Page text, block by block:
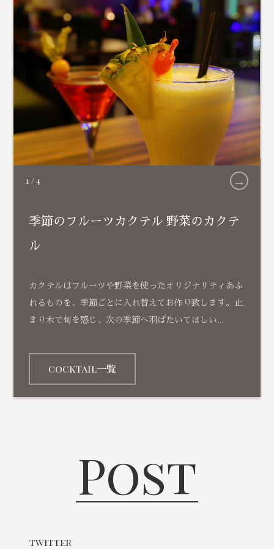
1 /4 →
季節のフルーツカクテル 野菜のカクテ
ル
カクテルはフルーツや野菜を使ったオリジナリティあふ
れるものを、季節ごとに入れ替えてお作り致します。止
まり木で旬を感じ、次の季節へ羽ばたいてほしい…
cocktail一覧
Post
twitter